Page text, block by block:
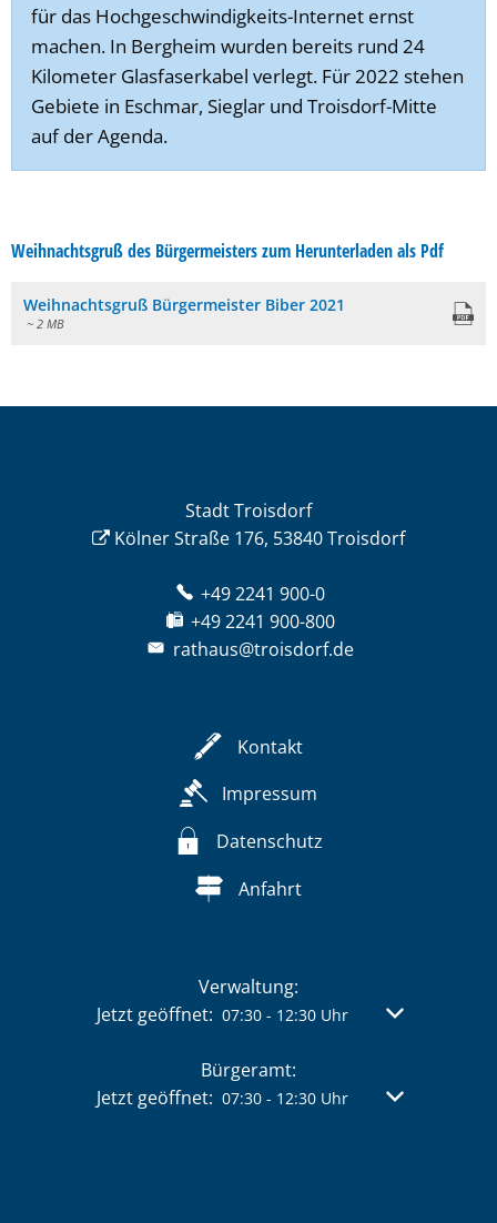
für das Hochgeschwindigkeits-Internet ernst
machen. In Bergheim wurden bereits rund 24
Kilometer Glasfaserkabel verlegt. Für 2022 stehen
Gebiete in Eschmar, Sieglar und Troisdorf-Mitte
auf der Agenda.
Weihnachtsgruß des Bürgermeisters zum Herunterladen als Pdf
Weihnachtsgruß Bürgermeister Biber 2021
~ 2 MB
Stadt Troisdorf
Kölner Straße 176, 53840 Troisdorf
+49 2241 900-0
+49 2241 900-800
rathaus@troisdorf.de
Kontakt
Impressum
Datenschutz
Anfahrt
Verwaltung:
Klicken, um weitere Öffnungs- oder
Jetzt geöffnet: 07:30- 12:30Uhr Von 07:30
Bürgeramt:
Klicken, um weitere Öffnungs- oder
Jetzt geöffnet: 07:30- 12:30Uhr Von 07:30